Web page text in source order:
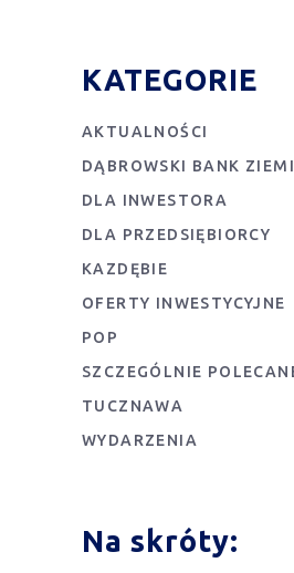
01 02
KATEGORIE
DĄBROWSKI BANK ZIEMI